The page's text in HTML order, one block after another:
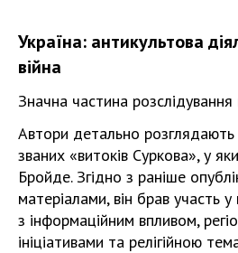
Україна: антикультова
війна
Значна частина розслідування
Автори детально розглядають
званих «витоків Суркова», у
Бройде. Згідно з раніше
матеріалами, він брав участь
з інформаційним впливом,
ініціативами та релігійною